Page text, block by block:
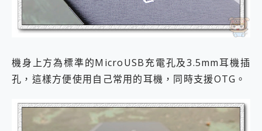
機身上方為標準的MicroUSB充電孔及3.5mm耳機插
孔，這樣方便使用自己常用的耳機，同時支援OTG。